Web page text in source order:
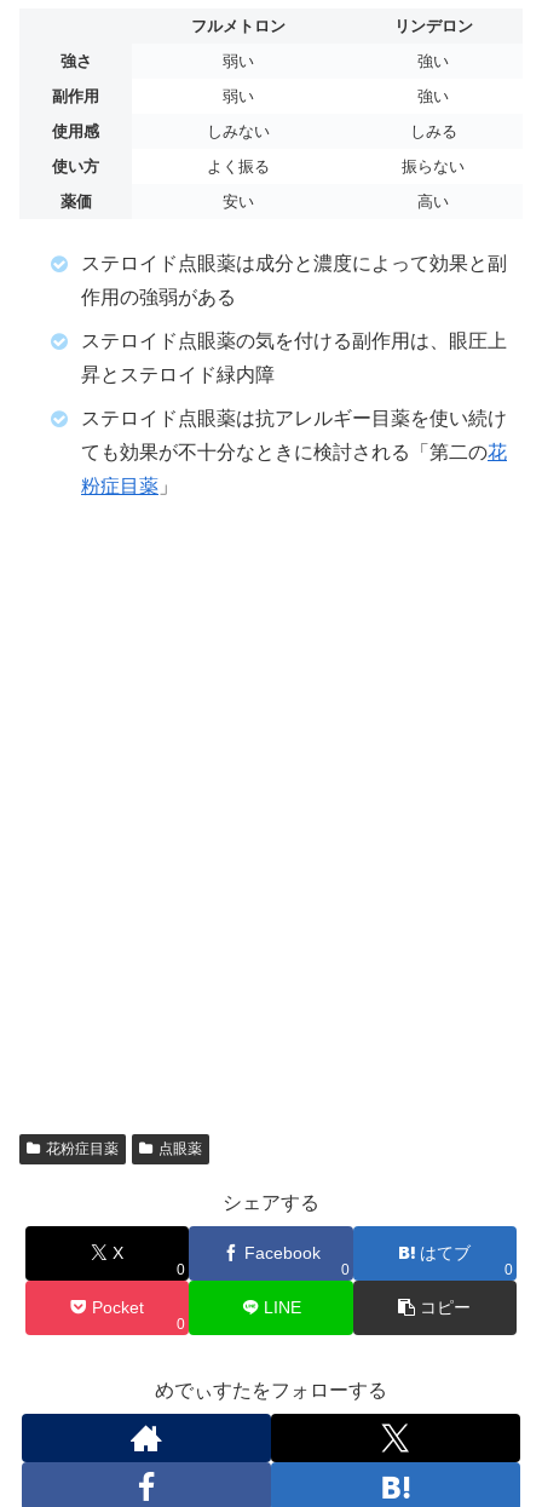
フルメトロン
リンデロン
強さ
弱い
強い
副作用
弱い
強い
使用感
しみない
しみる
使い方
よく振る
振らない
薬価
安い 高い
ステロイド点眼薬は成分と濃度によって効果と副
作用の強弱がある
ステロイド点眼薬の気を付ける副作用は、眼圧上
昇とステロイド緑内障
ステロイド点眼薬は抗アレルギー目薬を使い続け
ても効果が不十分なときに検討される「第二の花
粉症目薬 」
花粉症目薬 点眼薬
シェアする
X
0
Facebook
0
はてブ
0
Pocket
0
LINE コピー
めでぃすたをフォローする